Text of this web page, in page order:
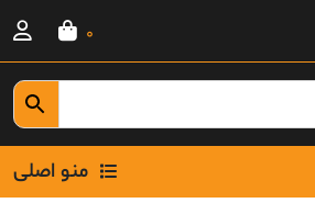
0
منو اصلی